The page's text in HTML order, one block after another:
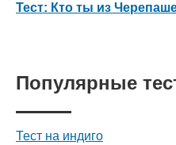
Тест: Кто ты из
Популярные
Тест на индиго